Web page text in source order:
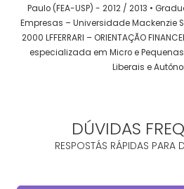
Paulo (FEA-USP) - 2012 / 2013 •
Empresas – Universidade Mackenzie
2000 LFFERRARI – ORIENTAÇÃO
especializada em Micro e
Liberais e
DÚVIDAS
RESPOSTÁS RÁPIDAS PARA